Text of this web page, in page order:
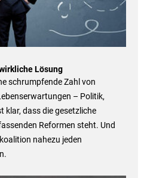
Lösung
schrumpfende Zahl von
– Politik,
klar, dass die gesetzliche
Reformen steht. Und
nahezu jeden